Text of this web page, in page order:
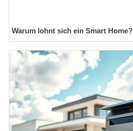
Warum lohnt sich ein Smart Home?